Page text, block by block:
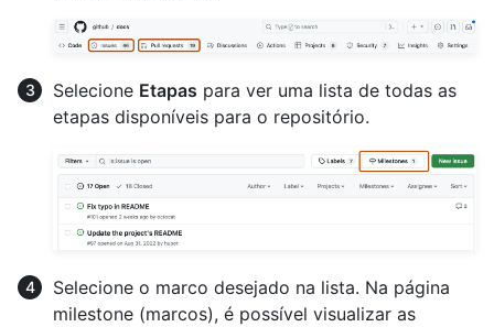
Selecione Etapas para ver uma lista de todas as
etapas disponíveis para o repositório.
Selecione o marco desejado na lista. Na página
milestone (marcos), é possível visualizar as